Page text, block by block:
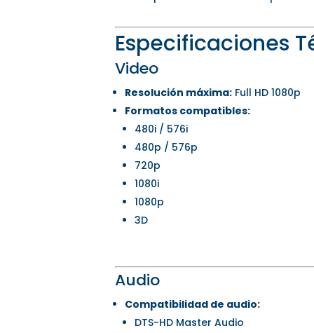
Especificaciones
Video
Resolución máxima: Full HD 1080p
Formatos compatibles:
480i / 576i
480p / 576p
720p
1080i
1080p
3D
Audio
Compatibilidad de audio:
DTS-HD Master Audio